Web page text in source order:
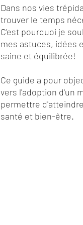
Dans nos vies
trouver le temps
C'est pourquoi je
mes astuces, idées
saine et équilibrée!
Ce guide a pour
vers l'adoption d'un
permettre
santé et bien-être.